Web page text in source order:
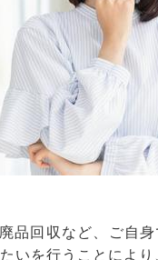
品回収など、ご自
いを行うことによ